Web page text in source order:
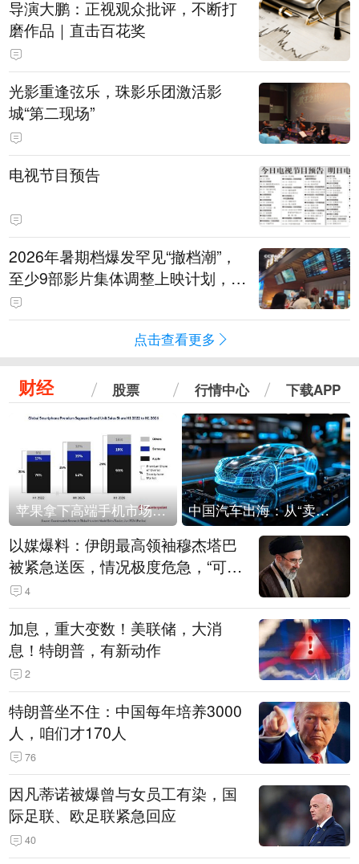
导演大鹏：正视观众批评，不断打
磨作品｜直击百花奖
光影重逢弦乐，珠影乐团激活影
城“第二现场”
电视节目预告
2026年暑期档爆发罕见“撤档潮”，
至少9部影片集体调整上映计划，影
评人直言不看好：凭啥认为换个时
间就能大卖？
点击查看更多
财经 股票 行情中心 下载APP
苹果拿下高端手机市场65%的份额：iPhone 17系列功不可没 中国汽车出海：从“卖出去”到“走进去”
以媒爆料：伊朗最高领袖穆杰塔巴
被紧急送医，情况极度危急，“可能
随时会死去”
4
加息，重大变数！美联储，大消
息！特朗普，有新动作
2
特朗普坐不住：中国每年培养3000
人，咱们才170人
76
因凡蒂诺被爆曾与女员工有染，国
际足联、欧足联紧急回应
40